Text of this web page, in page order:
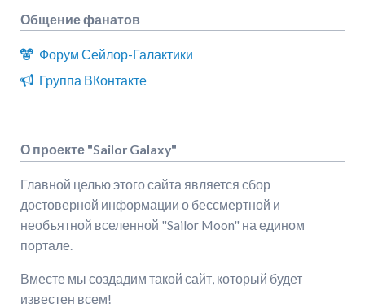
Общение фанатов
Форум Сейлор-Галактики
Группа ВКонтакте
О проекте "Sailor Galaxy"
Главной целью этого сайта является сбор
достоверной информации о бессмертной и
необъятной вселенной "Sailor Moon" на едином
портале.
Вместе мы создадим такой сайт, который будет
известен всем!